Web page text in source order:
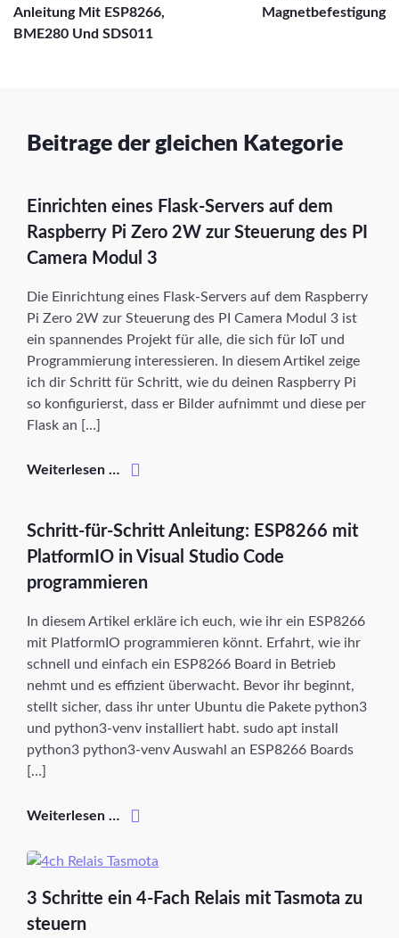
Anleitung Mit ESP8266,
BME280 Und SDS011
Magnetbefestigung
Beitrage der gleichen Kategorie
Einrichten eines Flask-Servers auf dem
Raspberry Pi Zero 2W zur Steuerung des PI
Camera Modul 3
Die Einrichtung eines Flask-Servers auf dem Raspberry
Pi Zero 2W zur Steuerung des PI Camera Modul 3 ist
ein spannendes Projekt für alle, die sich für IoT und
Programmierung interessieren. In diesem Artikel zeige
ich dir Schritt für Schritt, wie du deinen Raspberry Pi
so konfigurierst, dass er Bilder aufnimmt und diese per
Flask an […]
Weiterlesen …
Schritt-für-Schritt Anleitung: ESP8266 mit
PlatformIO in Visual Studio Code
programmieren
In diesem Artikel erkläre ich euch, wie ihr ein ESP8266
mit PlatformIO programmieren könnt. Erfahrt, wie ihr
schnell und einfach ein ESP8266 Board in Betrieb
nehmt und es effizient überwacht. Bevor ihr beginnt,
stellt sicher, dass ihr unter Ubuntu die Pakete python3
und python3-venv installiert habt. sudo apt install
python3 python3-venv Auswahl an ESP8266 Boards
[…]
Weiterlesen …
3 Schritte ein 4-Fach Relais mit Tasmota zu
steuern